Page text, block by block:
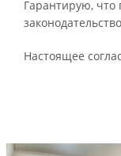
Гарантирую,
Настоящее